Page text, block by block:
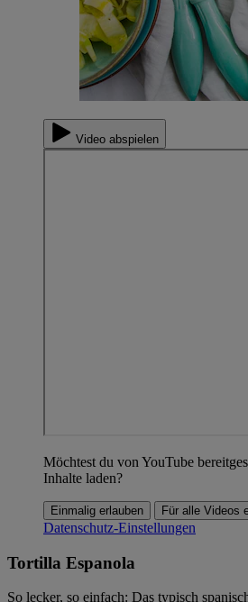
Video abspielen
Möchtest du von YouTube
Inhalte laden?
Einmalig erlauben Für alle Videos
Datenschutz-Einstellungen
Tortilla Espanola
So lecker, so einfach: Das typisch